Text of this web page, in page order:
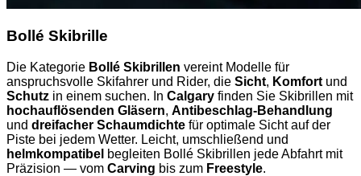
Bollé Skibrille
Die Kategorie Bollé Skibrillen vereint Modelle für
anspruchsvolle Skifahrer und Rider, die Sicht, Komfort und
Schutz in einem suchen. In Calgary finden Sie Skibrillen mit
hochauflösenden Gläsern, Antibeschlag-Behandlung
und dreifacher Schaumdichte für optimale Sicht auf der
Piste bei jedem Wetter. Leicht, umschließend und
helmkompatibel begleiten Bollé Skibrillen jede Abfahrt mit
Präzision — vom Carving bis zum Freestyle.